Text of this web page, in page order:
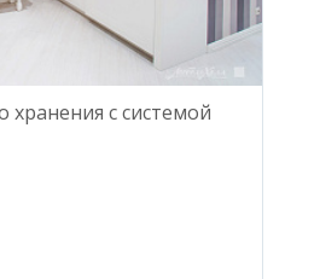
хранения c системой